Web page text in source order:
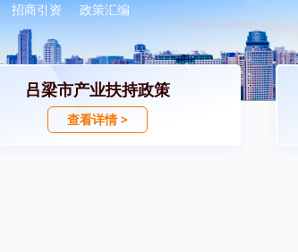
招商引资 政策汇编
吕梁市产业扶持政策
查看详情 >